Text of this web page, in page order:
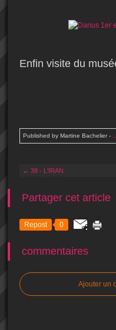
Enfin visite du
Published by Martine Bachelier-
← 38 - L'IRAN
Partager cet article
Repost 0
commentaires
Ajouter un